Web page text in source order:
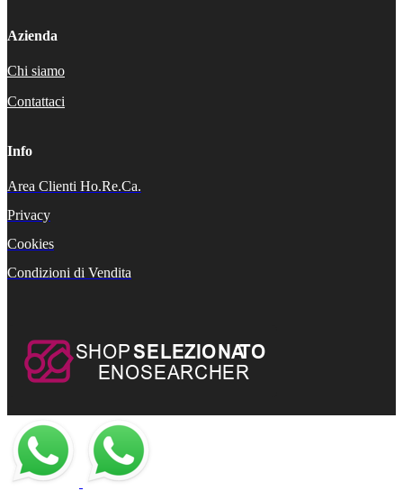
Azienda
Chi siamo
Contattaci
Info
Area Clienti Ho.Re.Ca.
Privacy
Cookies
Condizioni di Vendita